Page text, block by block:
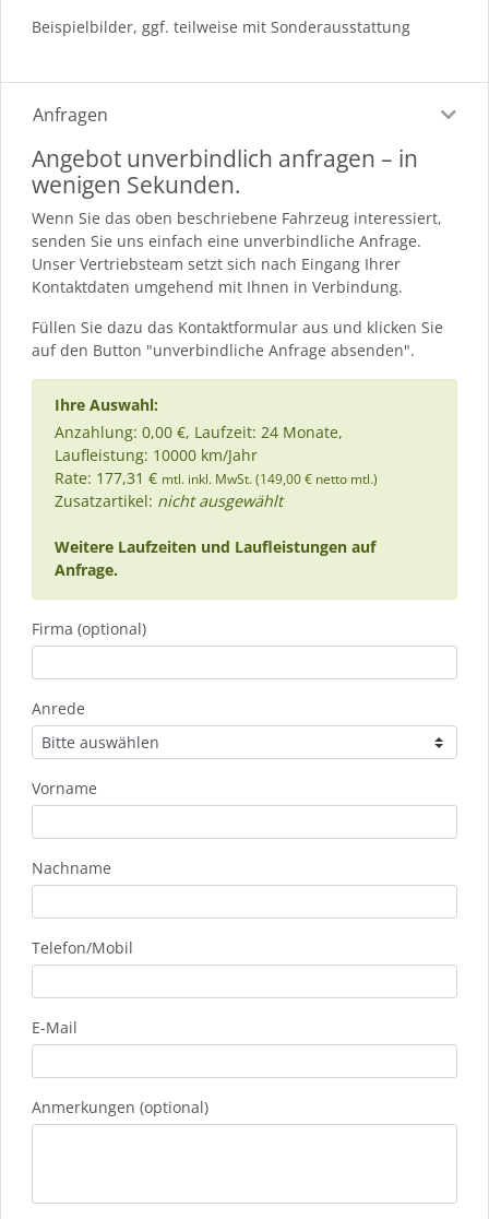
Beispielbilder, ggf. teilweise mit Sonderausstattung
Anfragen
Angebot unverbindlich anfragen – in
wenigen Sekunden.
Wenn Sie das oben beschriebene Fahrzeug interessiert,
senden Sie uns einfach eine unverbindliche Anfrage.
Unser Vertriebsteam setzt sich nach Eingang Ihrer
Kontaktdaten umgehend mit Ihnen in Verbindung.
Füllen Sie dazu das Kontaktformular aus und klicken Sie
auf den Button "unverbindliche Anfrage absenden".
Ihre Auswahl:
Anzahlung: 0,00 €, Laufzeit: 24 Monate,
Laufleistung: 10000 km/Jahr
Rate: 177,31 € mtl. inkl. MwSt. (149,00 € netto mtl.)
Zusatzartikel: nicht ausgewählt
Weitere Laufzeiten und Laufleistungen auf
Anfrage.
Firma (optional)
Anrede
Vorname
Nachname
Telefon/Mobil
E-Mail
Anmerkungen (optional)